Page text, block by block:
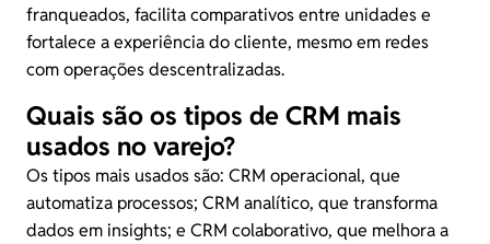
franqueados, facilita comparativos entre unidades e
fortalece a experiência do cliente, mesmo em redes
com operações descentralizadas.
Quais são os tipos de CRM mais
usados no varejo?
Os tipos mais usados são: CRM operacional, que
automatiza processos; CRM analítico, que transforma
dados em insights; e CRM colaborativo, que melhora a